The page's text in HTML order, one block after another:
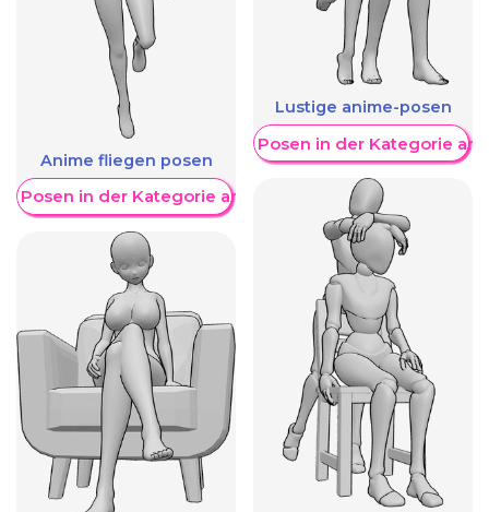
Anime fliegen posen
Posen in der Kategorie anzeigen
Lustige anime-posen
Weitere Posen in der Kategorie